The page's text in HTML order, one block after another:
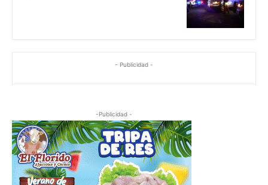
- Publicidad -
-Publicidad -